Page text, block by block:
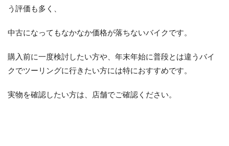
う評価も多く、
中古になってもなかなか価格が落ちないバイクです。
購入前に一度検討したい方や、年末年始に普段とは違うバイ
クでツーリングに行きたい方には特におすすめです。
実物を確認したい方は、店舗でご確認ください。